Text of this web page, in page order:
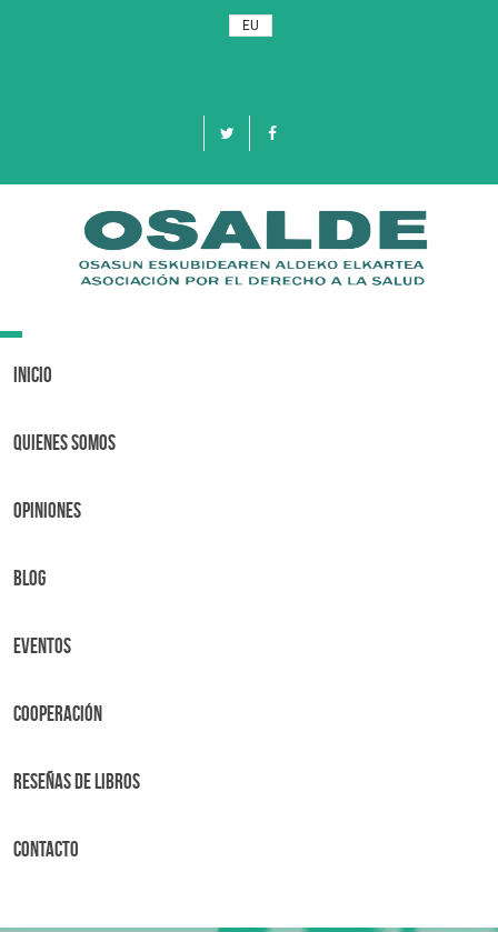
EU
Toggle
Inicio
Quienes Somos
OPINIONES
BLOG
Eventos
Cooperación
Reseñas de libros
Contacto